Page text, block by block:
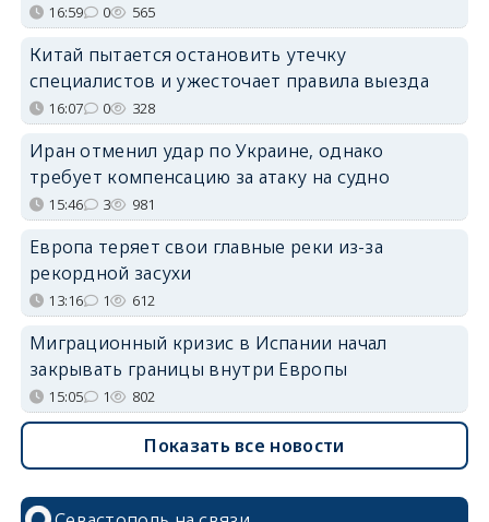
16:59 0 565
Китай пытается остановить утечку
специалистов и ужесточает правила выезда
16:07 0 328
Иран отменил удар по Украине, однако
требует компенсацию за атаку на судно
15:46 3 981
Европа теряет свои главные реки из-за
рекордной засухи
13:16 1 612
Миграционный кризис в Испании начал
закрывать границы внутри Европы
15:05 1 802
Показать все новости